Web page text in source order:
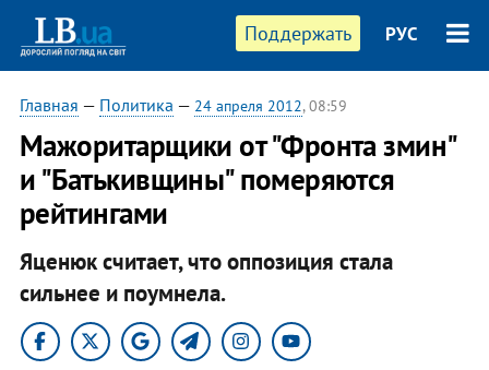
Поддержать РУС
Главная — Политика — 24 апреля 2012, 08:59
Мажоритарщики от "Фронта змин"
и "Батькивщины" померяются
рейтингами
Яценюк считает, что оппозиция стала
сильнее и поумнела.